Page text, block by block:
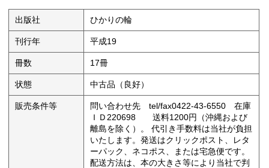
出版社 ひかりの輪
刊行年 平成19
冊数 17冊
状態 中古品（良好）
販売条件等
問い合わせ先 tel/fax0422-43-6550 在庫
ＩＤ220698 送料1200円（沖縄および
離島を除く）。 代引き手数料は当社が負担
いたします。発送はクリックポスト、レタ
ーパック、ネコポス、または宅急便です。
配送方法は、本の大きさ等により当社で判